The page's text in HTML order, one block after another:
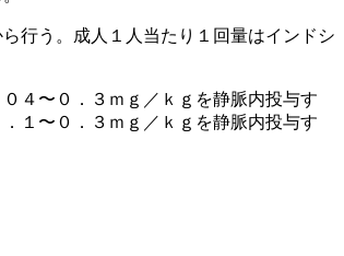
行う。成人１人当たり１回量はインドシ
４〜０．３ｍｇ／ｋｇを静脈内投与す
１〜０．３ｍｇ／ｋｇを静脈内投与す